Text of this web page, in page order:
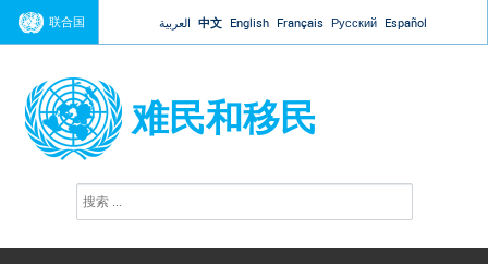
Jump to navigation
联合国 العربية 中文 English Français Русский Español
难民和移民
搜
索